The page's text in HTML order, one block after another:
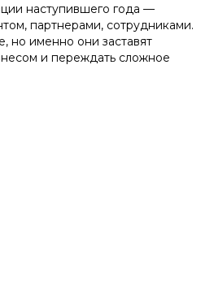
наступившего года —
партнерами, сотрудниками.
но именно они заставят
и переждать сложное